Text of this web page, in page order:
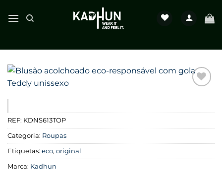
REF: KDNS613TOP
Categoria: Roupas
Etiquetas: eco, original
Marca: Kadhun